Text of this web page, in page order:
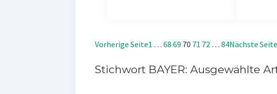
Vorherige Seite1 … 68 69 70 71 72 … 84Nächste Seite
Stichwort BAYER: Ausgewählte